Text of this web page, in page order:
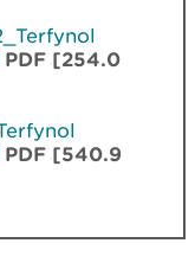
PDF [254.0
PDF [540.9